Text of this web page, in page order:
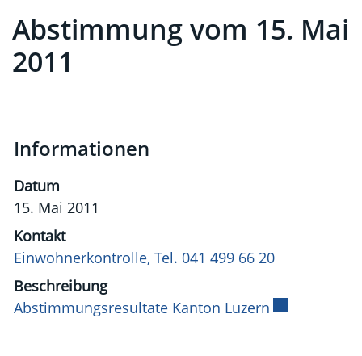
Abstimmung vom 15. Mai
2011
Informationen
Datum
15. Mai 2011
Kontakt
Einwohnerkontrolle, Tel. 041 499 66 20
Beschreibung
Abstimmungsresultate Kanton Luzern Externer